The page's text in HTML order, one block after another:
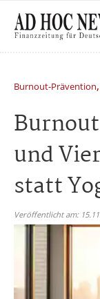
Burnout-Prävention,
und
statt
Veröffentlicht am: